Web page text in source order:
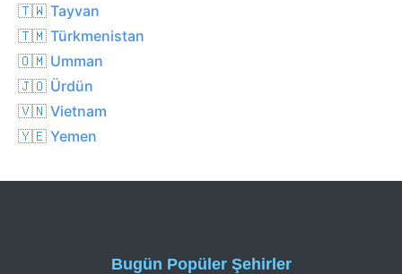
🇹🇼 Tayvan
🇹🇲 Türkmenistan
🇴🇲 Umman
🇯🇴 Ürdün
🇻🇳 Vietnam
🇾🇪 Yemen
Bugün Popüler Şehirler